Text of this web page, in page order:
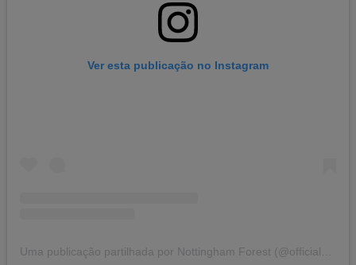
Ver esta publicação no Instagram